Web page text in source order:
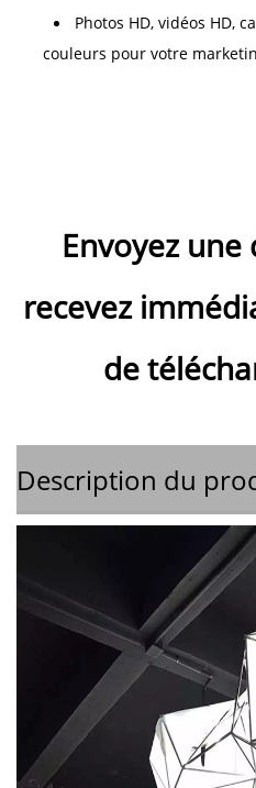
Photos HD, vidéos HD,
couleurs pour votre
Envoyez
recevez
de
Description du